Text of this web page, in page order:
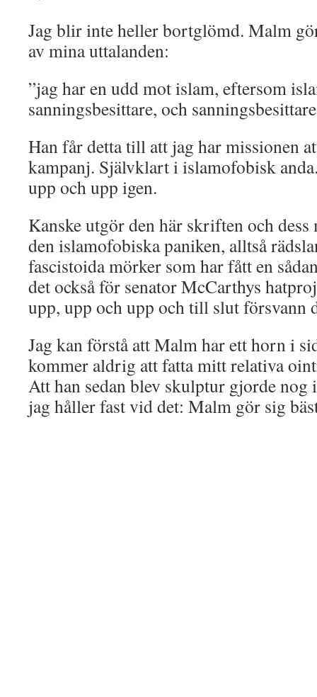
Jag blir inte heller bortglömd. Malm
av mina uttalanden:
”jag har en udd mot islam, eftersom
sanningsbesittare, och
Han får detta till att jag har missionen
kampanj. Självklart i islamofobisk
upp och upp igen.
Kanske utgör den här skriften och dess
den islamofobiska paniken, alltså
fascistoida mörker som har fått en
det också för senator McCarthys
upp, upp och upp och till slut försvann
Jag kan förstå att Malm har ett horn i
kommer aldrig att fatta mitt relativa
Att han sedan blev skulptur gjorde nog
jag håller fast vid det: Malm gör sig